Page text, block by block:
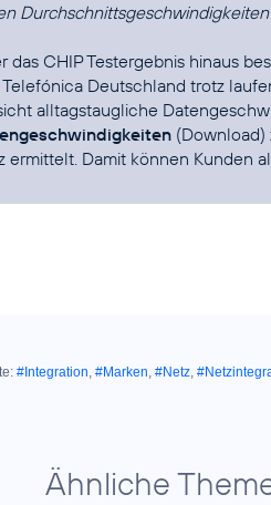
das CHIP Testergebnis hinaus
Deutschland trotz
alltagstaugliche
(Download)
ermittelt. Damit können Kunden
#Integration, #Marken, #Netz,
Ähnliche